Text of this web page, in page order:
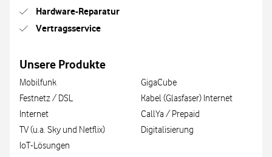
Hardware-Reparatur
Vertragsservice
Unsere Produkte
Mobilfunk
Festnetz / DSL
Internet
TV (u.a. Sky und Netflix)
IoT-Lösungen
GigaCube
Kabel (Glasfaser) Internet
CallYa / Prepaid
Digitalisierung